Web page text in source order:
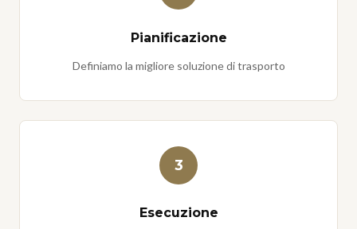
Pianificazione
Definiamo la migliore soluzione di trasporto
3
Esecuzione